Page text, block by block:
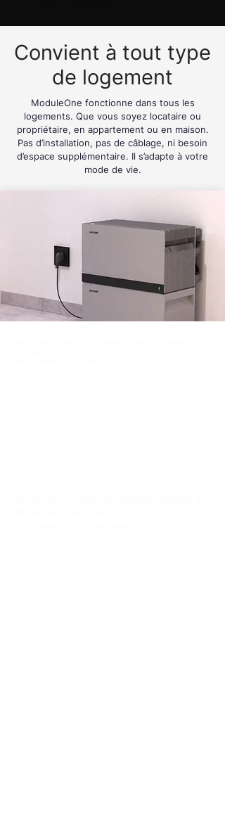
Convient à tout type
de logement
ModuleOne fonctionne dans tous les
logements. Que vous soyez locataire ou
propriétaire, en appartement ou en maison.
Pas d’installation, pas de câblage, ni besoin
d’espace supplémentaire. Il s’adapte à votre
mode de vie.